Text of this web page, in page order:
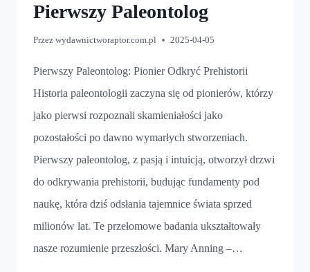
Pierwszy Paleontolog
Przez wydawnictworaptor.com.pl 2025-04-05
Pierwszy Paleontolog: Pionier Odkryć Prehistorii
Historia paleontologii zaczyna się od pionierów, którzy
jako pierwsi rozpoznali skamieniałości jako
pozostałości po dawno wymarłych stworzeniach.
Pierwszy paleontolog, z pasją i intuicją, otworzył drzwi
do odkrywania prehistorii, budując fundamenty pod
naukę, która dziś odsłania tajemnice świata sprzed
milionów lat. Te przełomowe badania ukształtowały
nasze rozumienie przeszłości. Mary Anning –…